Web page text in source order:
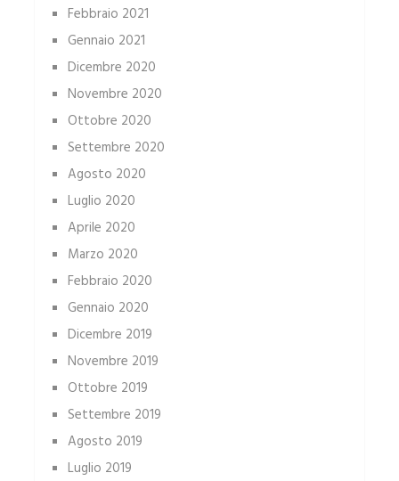
Febbraio 2021
Gennaio 2021
Dicembre 2020
Novembre 2020
Ottobre 2020
Settembre 2020
Agosto 2020
Luglio 2020
Aprile 2020
Marzo 2020
Febbraio 2020
Gennaio 2020
Dicembre 2019
Novembre 2019
Ottobre 2019
Settembre 2019
Agosto 2019
Luglio 2019